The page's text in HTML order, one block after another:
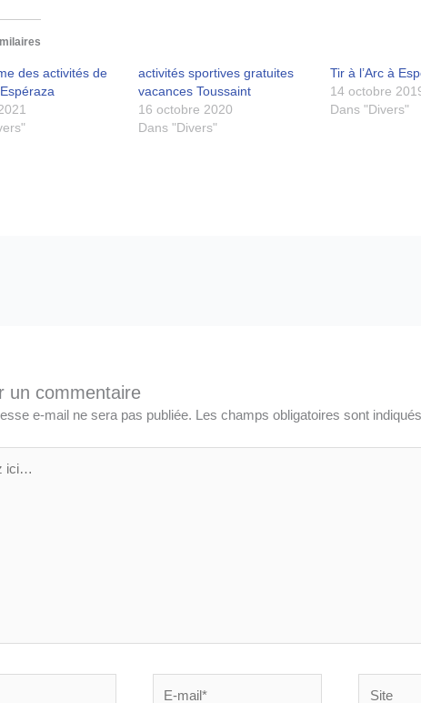
des activités de
activités sportives gratuites
vacances Toussaint
16 octobre 2020
Dans "Divers"
Tir à l’Arc à
14 octobre
Dans "Divers"
un commentaire
e-mail ne sera pas publiée. Les champs obligatoires sont